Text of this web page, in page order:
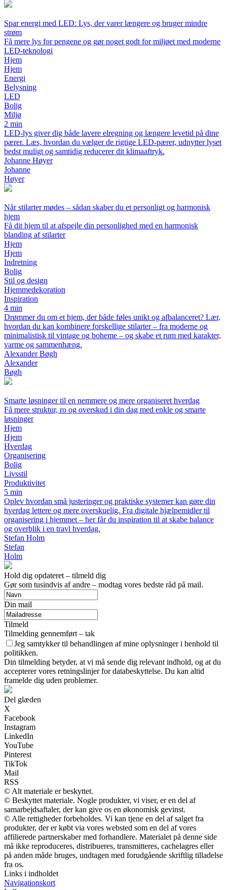
Spar energi med LED: Lys, der varer længere og bruger mindre
strøm
Få mere lys for pengene og gør noget godt for miljøet med moderne
LED-teknologi
Hjem
Hjem
Energi
Belysning
LED
Bolig
Miljø
2 min
LED-lys giver dig både lavere elregning og længere levetid på dine
pærer. Læs, hvordan du vælger de rigtige LED-pærer, udnytter lyset
bedst muligt og samtidig reducerer dit klimaaftryk.
Johanne Høyer
Johanne
Høyer
Når stilarter mødes – sådan skaber du et personligt og harmonisk
hjem
Få dit hjem til at afspejle din personlighed med en harmonisk
blanding af stilarter
Hjem
Hjem
Indretning
Bolig
Stil og design
Hjemmedekoration
Inspiration
4 min
Drømmer du om et hjem, der både føles unikt og afbalanceret? Lær,
hvordan du kan kombinere forskellige stilarter – fra moderne og
minimalistisk til vintage og boheme – og skabe et rum med karakter,
varme og sammenhæng.
Alexander Bøgh
Alexander
Bøgh
Smarte løsninger til en nemmere og mere organiseret hverdag
Få mere struktur, ro og overskud i din dag med enkle og smarte
løsninger
Hjem
Hjem
Hverdag
Organisering
Bolig
Livsstil
Produktivitet
5 min
Oplev hvordan små justeringer og praktiske systemer kan gøre din
hverdag lettere og mere overskuelig. Fra digitale hjælpemidler til
organisering i hjemmet – her får du inspiration til at skabe balance
og overblik i en travl hverdag.
Stefan Holm
Stefan
Holm
Hold dig opdateret – tilmeld dig
Gør som tusindvis af andre – modtag vores bedste råd på mail.
Din mail
Tilmeld
Tilmelding gennemført – tak
Jeg samtykker til behandlingen af mine oplysninger i henhold til
politikken.
Din tilmelding betyder, at vi må sende dig relevant indhold, og at du
accepterer vores retningslinjer for databeskyttelse. Du kan altid
framelde dig uden problemer.
Del glæden
X
Facebook
Instagram
LinkedIn
YouTube
Pinterest
TikTok
Mail
RSS
© Alt materiale er beskyttet.
© Beskyttet materiale. Nogle produkter, vi viser, er en del af
samarbejdsaftaler, der kan give os en økonomisk gevinst.
© Alle rettigheder forbeholdes. Vi kan tjene en del af salget fra
produkter, der er købt via vores websted som en del af vores
affilierede partnerskaber med forhandlere. Materialet på denne side
må ikke reproduceres, distribueres, transmitteres, cachelagres eller
på anden måde bruges, undtagen med forudgående skriftlig tilladelse
fra os.
Links i indholdet
Navigationskort